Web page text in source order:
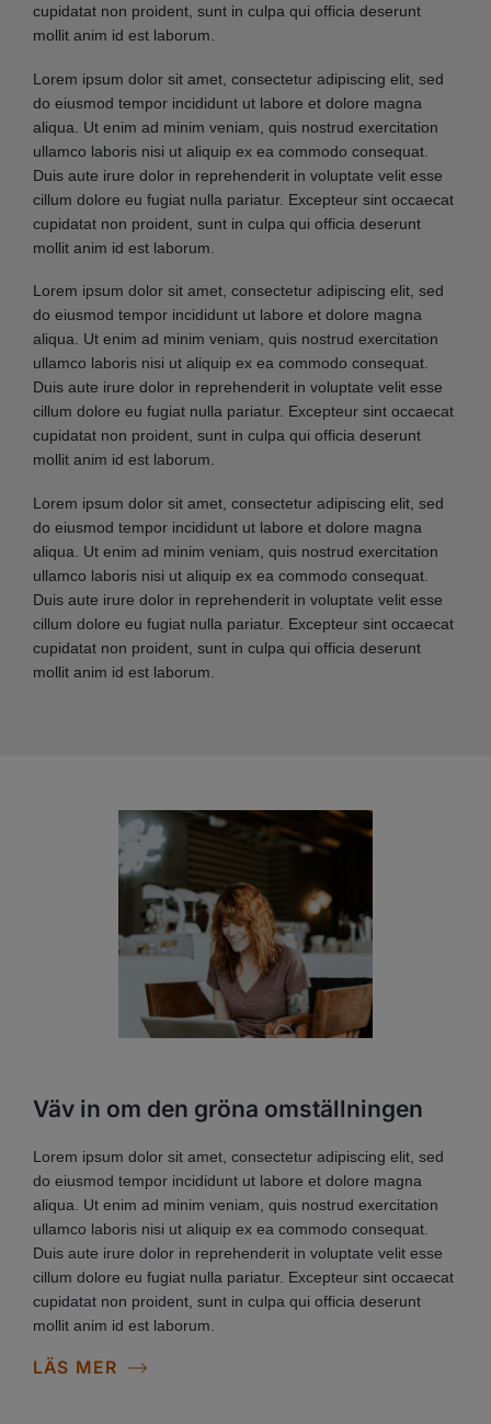
cupidatat non proident, sunt in culpa qui officia deserunt
mollit anim id est laborum.
Lorem ipsum dolor sit amet, consectetur adipiscing elit, sed
do eiusmod tempor incididunt ut labore et dolore magna
aliqua. Ut enim ad minim veniam, quis nostrud exercitation
ullamco laboris nisi ut aliquip ex ea commodo consequat.
Duis aute irure dolor in reprehenderit in voluptate velit esse
cillum dolore eu fugiat nulla pariatur. Excepteur sint occaecat
cupidatat non proident, sunt in culpa qui officia deserunt
mollit anim id est laborum.
Lorem ipsum dolor sit amet, consectetur adipiscing elit, sed
do eiusmod tempor incididunt ut labore et dolore magna
aliqua. Ut enim ad minim veniam, quis nostrud exercitation
ullamco laboris nisi ut aliquip ex ea commodo consequat.
Duis aute irure dolor in reprehenderit in voluptate velit esse
cillum dolore eu fugiat nulla pariatur. Excepteur sint occaecat
cupidatat non proident, sunt in culpa qui officia deserunt
mollit anim id est laborum.
Lorem ipsum dolor sit amet, consectetur adipiscing elit, sed
do eiusmod tempor incididunt ut labore et dolore magna
aliqua. Ut enim ad minim veniam, quis nostrud exercitation
ullamco laboris nisi ut aliquip ex ea commodo consequat.
Duis aute irure dolor in reprehenderit in voluptate velit esse
cillum dolore eu fugiat nulla pariatur. Excepteur sint occaecat
cupidatat non proident, sunt in culpa qui officia deserunt
mollit anim id est laborum.
Väv in om den gröna omställningen
Lorem ipsum dolor sit amet, consectetur adipiscing elit, sed
do eiusmod tempor incididunt ut labore et dolore magna
aliqua. Ut enim ad minim veniam, quis nostrud exercitation
ullamco laboris nisi ut aliquip ex ea commodo consequat.
Duis aute irure dolor in reprehenderit in voluptate velit esse
cillum dolore eu fugiat nulla pariatur. Excepteur sint occaecat
cupidatat non proident, sunt in culpa qui officia deserunt
mollit anim id est laborum.
LÄS MER